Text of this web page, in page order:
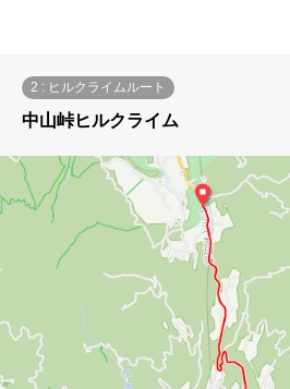
2 : ヒルクライムルート
中山峠ヒルクライム